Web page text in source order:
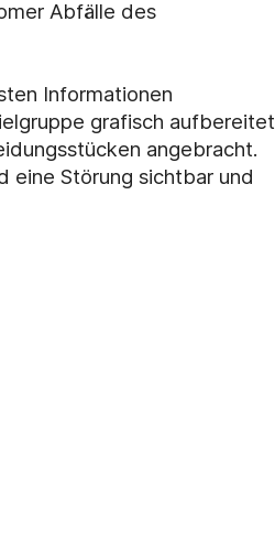
Abfälle des
Informationen
grafisch aufbereitet
angebracht.
Störung sichtbar und